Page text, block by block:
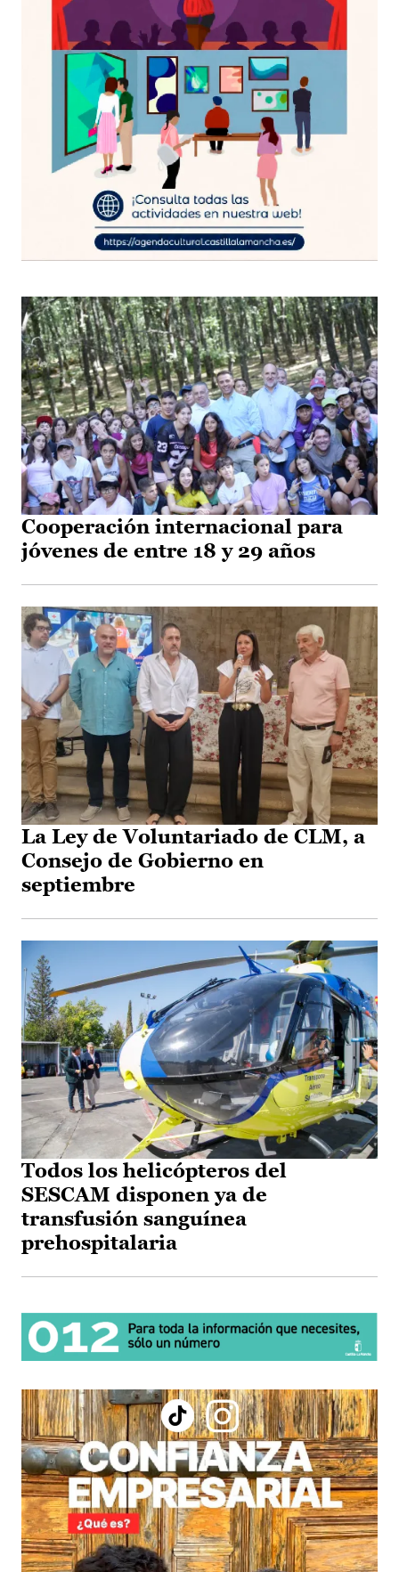
Cooperación internacional para
jóvenes de entre 18 y 29 años
La Ley de Voluntariado de CLM, a
Consejo de Gobierno en
septiembre
Todos los helicópteros del
SESCAM disponen ya de
transfusión sanguínea
prehospitalaria